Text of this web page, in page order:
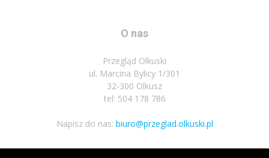
O nas
Przegląd Olkuski
ul. Marcina Bylicy 1/301
32-300 Olkusz
tel: 504 178 786
Napisz do nas: biuro@przeglad.olkuski.pl